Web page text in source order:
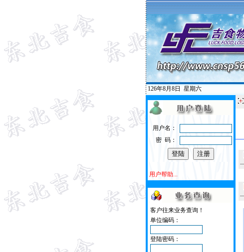
126年8月8日 星期六
用户名：
密 码：
用户帮助...
客户往来业务查询！
单位编码：
登陆密码：